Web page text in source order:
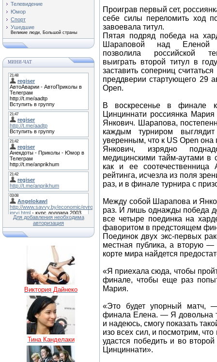
Телевидение
Юмор
Спорт
Ушедшие
Великие люди, Большой страны
МИНИ-ЧАТ
Для добавления необходима
авторизация
Виктория Дайнеко
Тина Канделаки
Проиграв первый сет,
себе силы переломить ход
завоевала титул.
Пятая подряд победа на
Шараповой над Еленой
позволила российской
выиграть второй титул в
заставить соперниц
преддверии стартующего 29
Open.
В воскресенье в финале
Цинциннати россиянка
Янкович. Шарапова,
каждым турниром
уверенным, что к US Open она
Янкович, изрядно
медицинскими тайм-аутами в
как и ее соотечественница
рейтинга, исчезла из поля
раз, и в финале турнира с
Между собой Шарапова и
раз. И лишь однажды победа
все четыре поединка на
фаворитом в предстоящем
Поединок двух экс-первых
местная публика, а вторую
корте мира найдется
«Я приехала сюда, чтобы
финале, чтобы еще раз
Мария.
«Это будет упорный матч,
финала Елена. — Я довольна
и надеюсь, смогу показать
изо всех сил, и посмотрим,
удастся победить и во
Цинциннати».